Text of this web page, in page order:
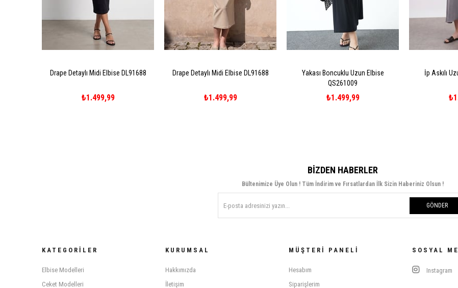
Drape Detaylı Midi Elbise DL91688
₺1.499,99
Drape Detaylı Midi Elbise DL91688
₺1.499,99
Yakası Boncuklu Uzun Elbise
QS261009
₺1.499,99
İp Askılı
BIZDEN HABERLER
Bültenimize Üye Olun ! Tüm İndirim ve Fırsatlardan İlk Sizin Haberiniz Olsun !
GÖNDER
KATEGORILER
Elbise Modelleri
Ceket Modelleri
KURUMSAL
Hakkımızda
İletişim
MÜŞTERI PANELI
Hesabım
Siparişlerim
SOSYAL
Instagram